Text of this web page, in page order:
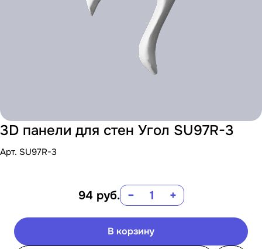
3D панели для стен Угол SU97R-3
Арт. SU97R-3
94 руб. − +
В корзину